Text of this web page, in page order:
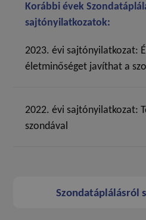
Korábbi évek
sajtónyilatkozatok:
2023. évi sajtónyilatkozat:
életminőséget javíthat a
2022. évi sajtónyilatkozat:
szondával
Szondatáplálásról